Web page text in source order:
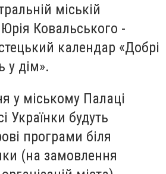
міській
Юрія Ковальського -
календар «Добрі
у дім».
у міському Палаці
Українки будуть
програми біля
(на замовлення